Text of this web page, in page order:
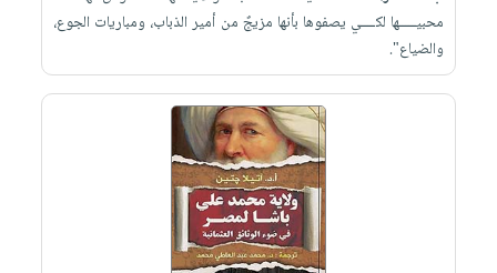
محبيـــــها لكــــي يصفوها بأنها مزيجٌ من أمير الذباب، ومباريات الجوع،
والضياع".